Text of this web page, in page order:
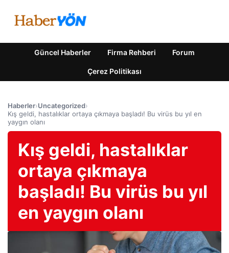
Güncel Haberler Firma Rehberi Forum
Çerez Politikası
Haberler›Uncategorized›
Kış geldi, hastalıklar ortaya çıkmaya başladı! Bu virüs bu yıl en
yaygın olanı
Kış geldi, hastalıklar
ortaya çıkmaya
başladı! Bu virüs bu yıl
en yaygın olanı